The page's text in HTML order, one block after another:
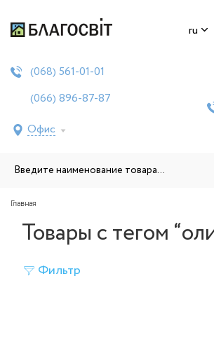
ru
(068) 561-01-01
(066) 896-87-87
Офис
Главная
Товары с тегом
Фильтр